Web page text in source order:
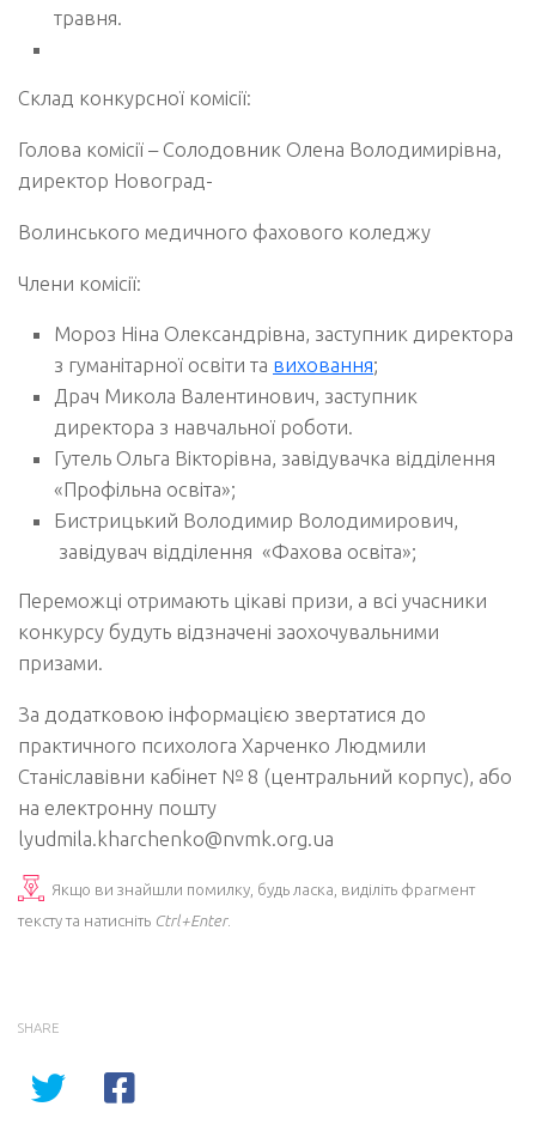
травня.
Склад конкурсної комісії:
Голова комісії – Солодовник Олена Володимирівна,
директор Новоград-
Волинського медичного фахового коледжу
Члени комісії:
Мороз Ніна Олександрівна, заступник директора
з гуманітарної освіти та виховання;
Драч Микола Валентинович, заступник
директора з навчальної роботи.
Гутель Ольга Вікторівна, завідувачка відділення
«Профільна освіта»;
Бистрицький Володимир Володимирович,
завідувач відділення «Фахова освіта»;
Переможці отримають цікаві призи, а всі учасники
конкурсу будуть відзначені заохочувальними
призами.
За додатковою інформацією звертатися до
практичного психолога Харченко Людмили
Станіславівни кабінет № 8 (центральний корпус), або
на електронну пошту
lyudmila.kharchenko@nvmk.org.ua
Якщо ви знайшли помилку, будь ласка, виділіть фрагмент
тексту та натисніть Ctrl+Enter.
SHARE